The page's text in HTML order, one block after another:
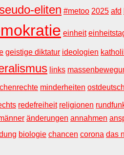
eliten #metoo 2025 afd
einheit
geistige diktatur ideologien
links
minderheiten
redefreiheit religionen
änderungen annahmen
biologie chancen corona das